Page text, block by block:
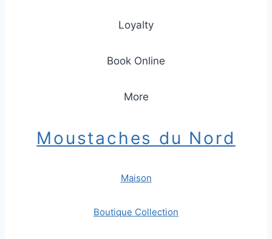
Loyalty
Book Online
More
Moustaches du Nord
Maison
Boutique Collection